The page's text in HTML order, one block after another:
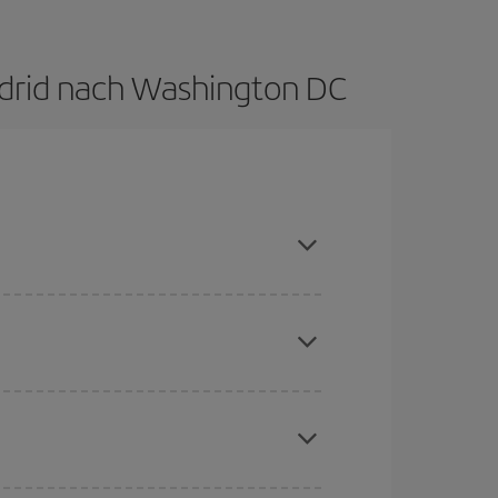
nach Washington DC
Flugoptionen an, die wir jeden Tag